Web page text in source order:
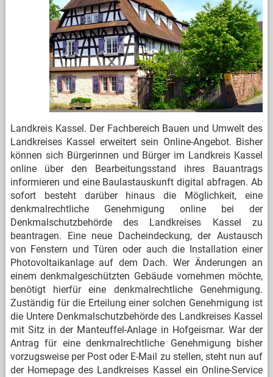
Landkreis Kassel. Der Fachbereich Bauen und Umwelt des
Landkreises Kassel erweitert sein Online-Angebot. Bisher
können sich Bürgerinnen und Bürger im Landkreis Kassel
online über den Bearbeitungsstand ihres Bauantrags
informieren und eine Baulastauskunft digital abfragen. Ab
sofort besteht darüber hinaus die Möglichkeit, eine
denkmalrechtliche Genehmigung online bei der
Denkmalschutzbehörde des Landkreises Kassel zu
beantragen. Eine neue Dacheindeckung, der Austausch
von Fenstern und Türen oder auch die Installation einer
Photovoltaikanlage auf dem Dach. Wer Änderungen an
einem denkmalgeschützten Gebäude vornehmen möchte,
benötigt hierfür eine denkmalrechtliche Genehmigung.
Zuständig für die Erteilung einer solchen Genehmigung ist
die Untere Denkmalschutzbehörde des Landkreises Kassel
mit Sitz in der Manteuffel-Anlage in Hofgeismar. War der
Antrag für eine denkmalrechtliche Genehmigung bisher
vorzugsweise per Post oder E-Mail zu stellen, steht nun auf
der Homepage des Landkreises Kassel ein Online-Service